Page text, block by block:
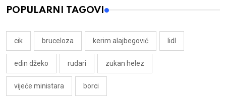
POPULARNI TAGOVI
cik bruceloza kerim alajbegović lidl
edin džeko rudari zukan helez
vijeće ministara borci